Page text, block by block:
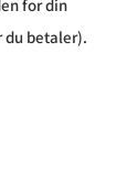
for din
du betaler).